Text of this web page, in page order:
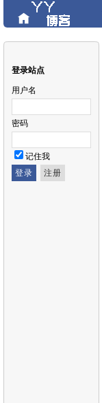
登录站点
用户名
密码
记住我